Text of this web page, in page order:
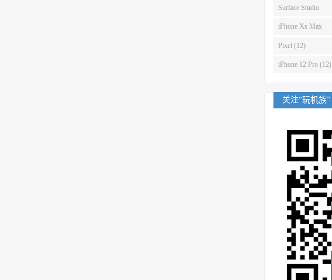
Surface Studio
(14)
iPhone Xs Max
(14)
Pixel (12)
iPhone 12 Pro (12)
关注“玩机族”